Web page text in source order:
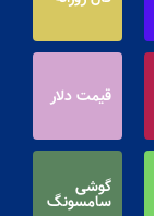
قیمت دلار
گوشی
سامسونگ